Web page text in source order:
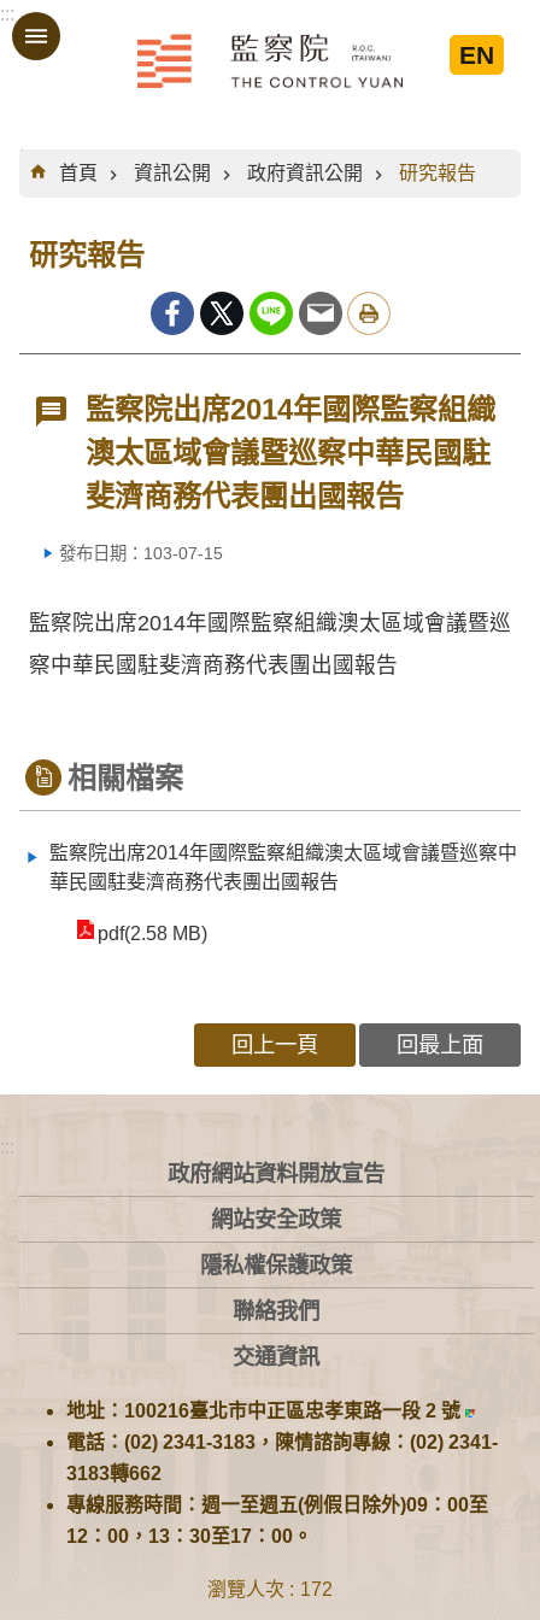
跳到主要內容區塊
:::
EN
:::
首頁
資訊公開 政府資訊公開 研究報告
研究報告
監察院出席2014年國際監察組織
澳太區域會議暨巡察中華民國駐
斐濟商務代表團出國報告
發布日期：103-07-15
監察院出席2014年國際監察組織澳太區域會議暨巡
察中華民國駐斐濟商務代表團出國報告
相關檔案
監察院出席2014年國際監察組織澳太區域會議暨巡察中
華民國駐斐濟商務代表團出國報告
pdf(2.58 MB)
回上一頁 回最上面
:::
政府網站資料開放宣告
網站安全政策
隱私權保護政策
聯絡我們
交通資訊
地址：100216臺北市中正區忠孝東路一段 2 號
電話：(02) 2341-3183，陳情諮詢專線：(02) 2341-
3183轉662
專線服務時間：週一至週五(例假日除外)09：00至
12：00，13：30至17：00。
瀏覽人次 172